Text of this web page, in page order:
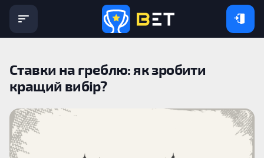
Ставки на греблю: як зробити
кращий вибір?